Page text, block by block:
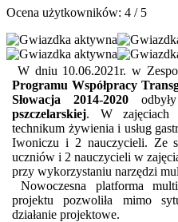
Ocena użytkowników: 4 / 5
W dniu 10.06.2021r. w
Programu Współpracy
Słowacja 2014-2020
pszczelarskiej. W zajęciach
technikum żywienia i usług
Iwoniczu i 2 nauczycieli. Ze
uczniów i 2 nauczycieli w
przy wykorzystaniu narzędzi
Nowoczesna platforma
projektu pozwoliła mimo
działanie projektowe.